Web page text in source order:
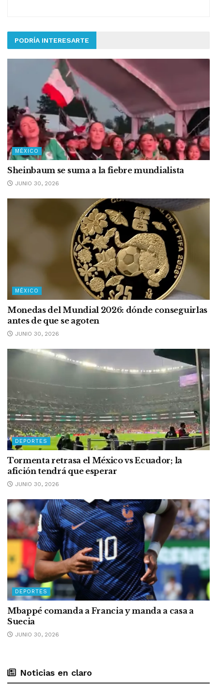
PODRÍA INTERESARTE
MÉXICO
Sheinbaum se suma a la fiebre mundialista
JUNIO 30, 2026
MÉXICO
Monedas del Mundial 2026: dónde conseguirlas
antes de que se agoten
JUNIO 30, 2026
DEPORTES
Tormenta retrasa el México vs Ecuador; la
afición tendrá que esperar
JUNIO 30, 2026
DEPORTES
Mbappé comanda a Francia y manda a casa a
Suecia
JUNIO 30, 2026
Noticias en claro